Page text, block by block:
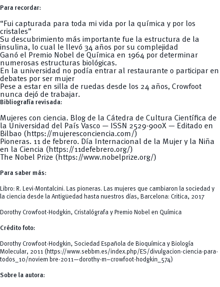
Para recordar:
“Fui capturada para toda mi vida por la química y por los
cristales”
Su descubrimiento más importante fue la estructura de la
insulina, lo cual le llevó 34 años por su complejidad
Ganó el Premio Nobel de Química en 1964 por determinar
numerosas estructuras biológicas.
En la universidad no podía entrar al restaurante o participar en
debates por ser mujer
Pese a estar en silla de ruedas desde los 24 años, Crowfoot
nunca dejó de trabajar.
Bibliografía revisada:
Mujeres con ciencia. Blog de la Cátedra de Cultura Científica de
la Universidad del País Vasco — ISSN 2529-900X — Editado en
Bilbao ( https://mujeresconciencia.com/)
Pioneras. 11 de febrero. Día Internacional de la Mujer y la Niña
en la Ciencia ( https://11defebrero.org/)
The Nobel Prize ( https://www.nobelprize.org/)
Para saber más:
Libro: R. Levi-Montalcini. Las pioneras. Las mujeres que cambiaron la sociedad y
la ciencia desde la Antigüedad hasta nuestros días, Barcelona: Critica, 2017
Dorothy Crowfoot-Hodgkin, Cristalógrafa y Premio Nobel en Química
Crédito foto:
Dorothy Crowfoot-Hodgkin, Sociedad Española de Bioquímica y Biología
Molecular, 2011 ( https://www.sebbm.es/index.php/ES/divulgacion-ciencia-para-
todos_10/noviem bre-2011—dorothy-m–crowfoot-hodgkin_574)
Sobre la autora: